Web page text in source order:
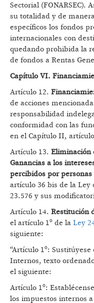
Sectorial (FONARSEC).
su totalidad y de
específicos los fondos
internacionales con
quedando prohibida la
de fondos a Rentas
Capítulo VI.
Artículo 12.
de acciones
responsabilidad
conformidad con las
en el Capítulo II,
Artículo 13. Eliminación
Ganancias a los
percibidos por personas
artículo 36 bis de la Ley
23.576 y sus
Artículo 14. Restitución
el artículo 1º de la Ley
siguiente:
“Artículo 1º:
Internos, texto
el siguiente:
Artículo 1º:
los impuestos internos